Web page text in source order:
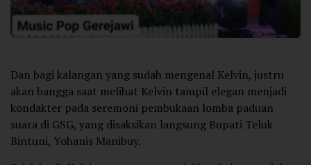
Dan bagi kalangan yang sudah mengenal Kelvin, justru
akan bangga saat melihat Kelvin tampil elegan menjadi
kondakter pada seremoni pembukaan lomba paduan
suara di GSG, yang disaksikan langsung Bupati Teluk
Bintuni, Yohanis Manibuy.